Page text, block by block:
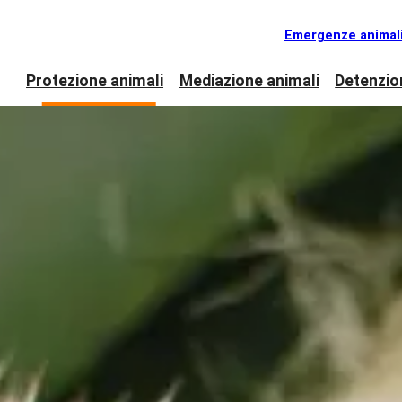
Emergenze animali
Protezione animali Mediazione animali